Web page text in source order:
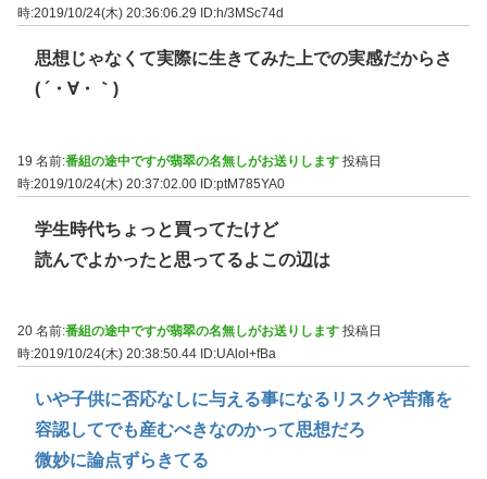
時:2019/10/24(木) 20:36:06.29
ID:h/3MSc74d
思想じゃなくて実際に生きてみた上での実感だからさ
( ´・∀・｀)
19 名前:番組の途中ですが翡翠の名無しがお送りします 投稿日
時:2019/10/24(木) 20:37:02.00 ID:ptM785YA0
学生時代ちょっと買ってたけど
読んでよかったと思ってるよこの辺は
20 名前:番組の途中ですが翡翠の名無しがお送りします 投稿日
時:2019/10/24(木) 20:38:50.44 ID:UAlol+fBa
いや子供に否応なしに与える事になるリスクや苦痛を
容認してでも産むべきなのかって思想だろ
微妙に論点ずらきてる